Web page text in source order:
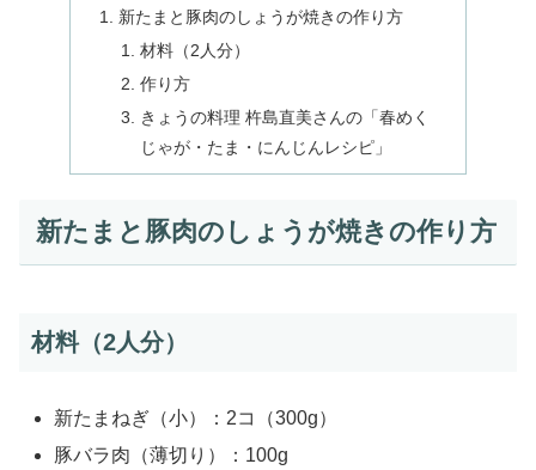
新たまと豚肉のしょうが焼きの作り方
材料（2人分）
作り方
きょうの料理 杵島直美さんの「春めく
じゃが・たま・にんじんレシピ」
新たまと豚肉のしょうが焼きの作り方
材料（2人分）
新たまねぎ（小）：2コ（300g）
豚バラ肉（薄切り）：100g